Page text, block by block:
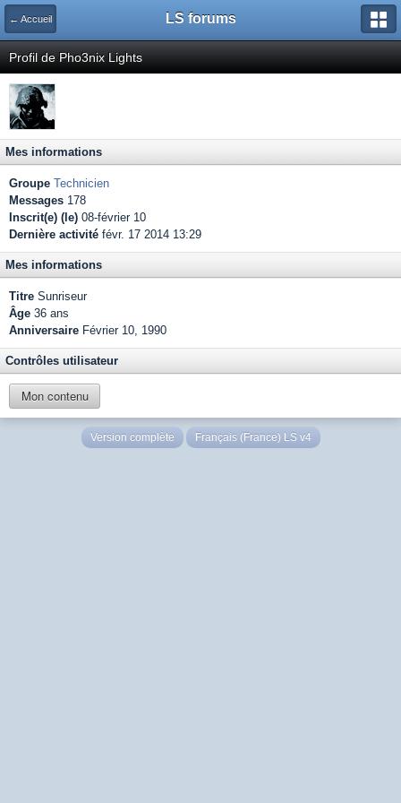
← Accueil LS forums
Profil de Pho3nix Lights
Mes informations
Groupe Technicien
Messages 178
Inscrit(e) (le) 08-février 10
Dernière activité févr. 17 2014 13:29
Mes informations
Titre Sunriseur
Âge 36 ans
Anniversaire Février 10, 1990
Contrôles utilisateur
Mon contenu
Version complète Français (France) LS v4